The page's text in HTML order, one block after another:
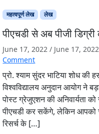
महत्वपूर्ण लेख लेख
पीएचडी से अब पीजी
June 17, 2022 / June 17, 2022
Comment
प्रो. श्याम सुंदर भाटिया शोध
विश्वविद्यालय अनुदान आयोग ने
पोस्ट ग्रेजुएशन की अनिवार्यता
पीएचडी कर सकेंगे, लेकिन आपको
रिसर्च के […]